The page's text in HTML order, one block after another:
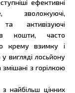
ефективні
зволожуючі,
та активізуючі
кошти, часто
крему взимку і
вигляді лосьйону
з горілкою
найбільш цінних